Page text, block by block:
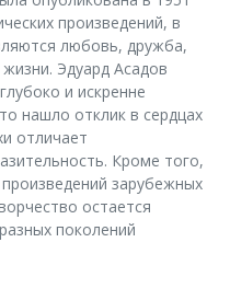
произведений, в
любовь, дружба,
Эдуард Асадов
и искренне
нашло отклик в сердцах
отличает
Кроме того,
зарубежных
остается
поколений